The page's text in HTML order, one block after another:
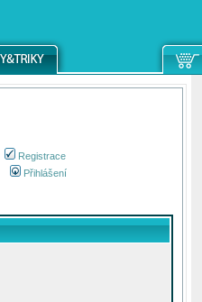
Registrace
Přihlášení